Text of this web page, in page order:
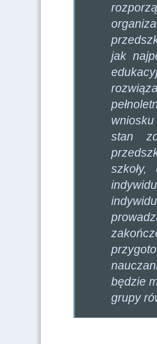
jak
stan
będzie
grupy